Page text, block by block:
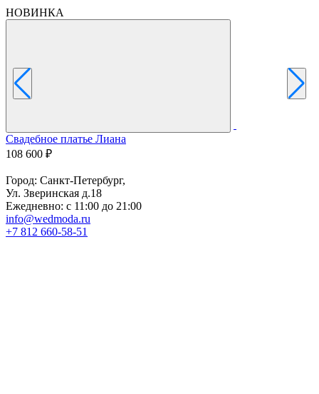
НОВИНКА
Свадебное платье Лиана
108 600 ₽
Город: Санкт-Петербург,
Ул. Зверинская д.18
Ежедневно: с 11:00 до 21:00
info@wedmoda.ru
+7 812 660-58-51